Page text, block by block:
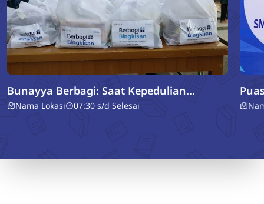
Bunayya Berbagi: Saat Kepedulian
Mengetuk Pintu Tetangga
Nama Lokasi 07:30 s/d Selesai